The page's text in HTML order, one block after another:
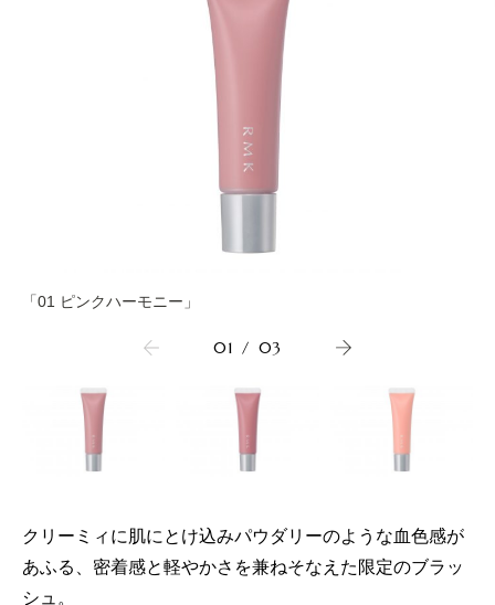
「01 ピンクハーモニー」
01 / 03
クリーミィに肌にとけ込みパウダリーのような血色感が
あふる、密着感と軽やかさを兼ねそなえた限定のブラッ
シュ。